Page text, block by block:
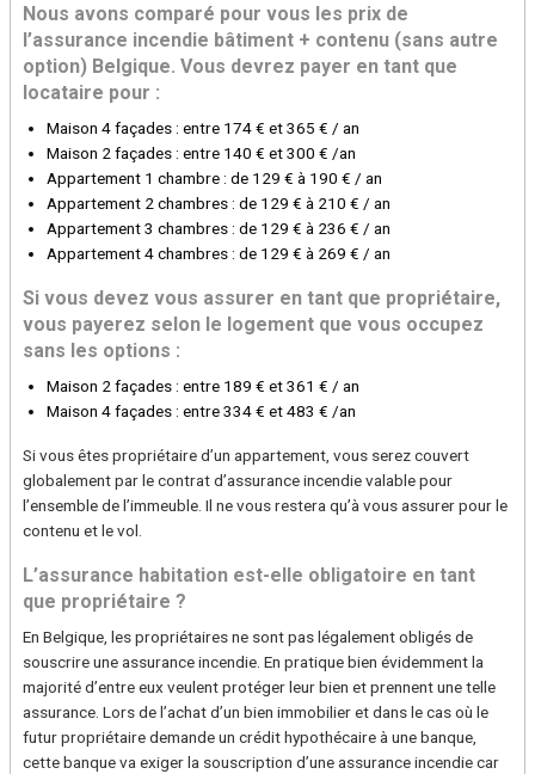
Nous avons comparé pour vous les prix de
l’assurance incendie bâtiment + contenu (sans autre
option) Belgique. Vous devrez payer en tant que
locataire pour :
Maison 4 façades : entre 174 € et 365 € / an
Maison 2 façades : entre 140 € et 300 € /an
Appartement 1 chambre : de 129 € à 190 € / an
Appartement 2 chambres : de 129 € à 210 € / an
Appartement 3 chambres : de 129 € à 236 € / an
Appartement 4 chambres : de 129 € à 269 € / an
Si vous devez vous assurer en tant que propriétaire,
vous payerez selon le logement que vous occupez
sans les options :
Maison 2 façades : entre 189 € et 361 € / an
Maison 4 façades : entre 334 € et 483 € /an
Si vous êtes propriétaire d’un appartement, vous serez couvert
globalement par le contrat d’assurance incendie valable pour
l’ensemble de l’immeuble. Il ne vous restera qu’à vous assurer pour le
contenu et le vol.
L’assurance habitation est-elle obligatoire en tant
que propriétaire ?
En Belgique, les propriétaires ne sont pas légalement obligés de
souscrire une assurance incendie. En pratique bien évidemment la
majorité d’entre eux veulent protéger leur bien et prennent une telle
assurance. Lors de l’achat d’un bien immobilier et dans le cas où le
futur propriétaire demande un crédit hypothécaire à une banque,
cette banque va exiger la souscription d’une assurance incendie car